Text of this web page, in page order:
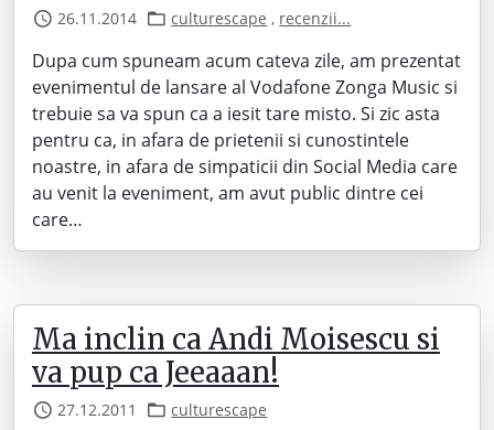
26.11.2014 culturescape , recenzii...
Dupa cum spuneam acum cateva zile, am prezentat
evenimentul de lansare al Vodafone Zonga Music si
trebuie sa va spun ca a iesit tare misto. Si zic asta
pentru ca, in afara de prietenii si cunostintele
noastre, in afara de simpaticii din Social Media care
au venit la eveniment, am avut public dintre cei
care…
Ma inclin ca Andi Moisescu si
va pup ca Jeeaaan!
27.12.2011 culturescape